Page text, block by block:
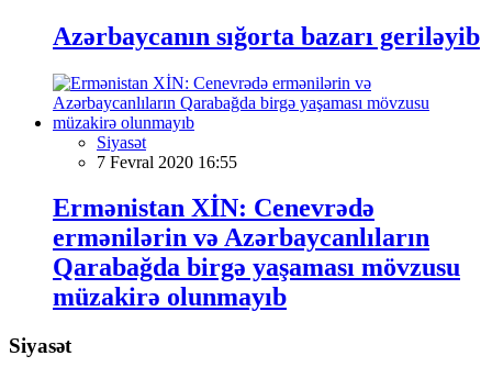
Azərbaycanın sığorta bazarı geriləyib
Siyasət
7 Fevral 2020 16:55
Ermənistan XİN: Cenevrədə
ermənilərin və Azərbaycanlıların
Qarabağda birgə yaşaması mövzusu
müzakirə olunmayıb
Siyasət